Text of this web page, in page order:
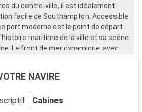
du centre-ville, il est idéalement
facile de Southampton. Accessible
port moderne est le point de départ
maritime de la ville et sa scène
Le front de mer dynamique, avec
chargée d'histoire, est riche en
NAVIRE
Cabines